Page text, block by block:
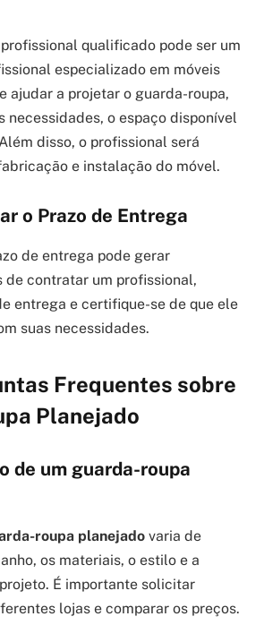
qualificado pode ser um
especializado em móveis
ajudar a projetar o guarda-roupa,
necessidades, o espaço disponível
disso, o profissional será
e instalação do móvel.
o Prazo de Entrega
de entrega pode gerar
de contratar um profissional,
entrega e certifique-se de que ele
suas necessidades.
Frequentes sobre
Planejado
de um guarda-roupa
roupa planejado varia de
os materiais, o estilo e a
É importante solicitar
lojas e comparar os preços.